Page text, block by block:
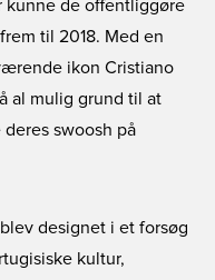
kunne de offentliggøre
til 2018. Med en
ikon Cristiano
al mulig grund til at
swoosh på
designet i et forsøg
kultur,